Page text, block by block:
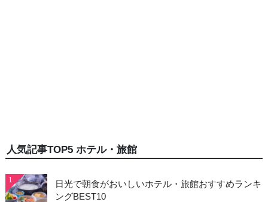
人気記事TOP5 ホテル・旅館
1
日光で朝食がおいしいホテル・旅館おすすめランキ
ングBEST10